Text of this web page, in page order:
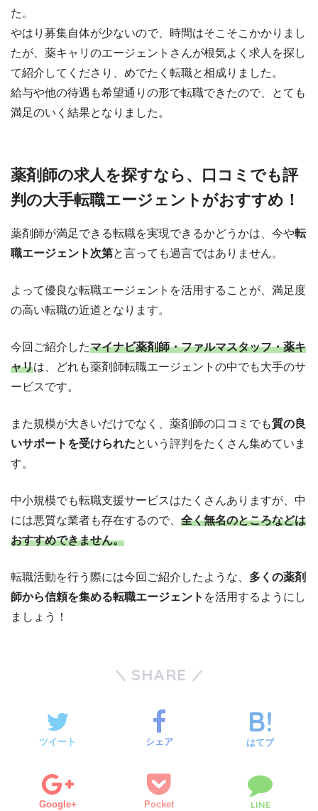
た。
やはり募集自体が少ないので、時間はそこそこかかりまし
たが、薬キャリのエージェントさんが根気よく求人を探し
て紹介してくださり、めでたく転職と相成りました。
給与や他の待遇も希望通りの形で転職できたので、とても
満足のいく結果となりました。
薬剤師の求人を探すなら、口コミでも評
判の大手転職エージェントがおすすめ！
薬剤師が満足できる転職を実現できるかどうかは、今や転
職エージェント次第と言っても過言ではありません。
よって優良な転職エージェントを活用することが、満足度
の高い転職の近道となります。
今回ご紹介したマイナビ薬剤師・ファルマスタッフ・薬キ
ャリは、どれも薬剤師転職エージェントの中でも大手のサ
ービスです。
また規模が大きいだけでなく、薬剤師の口コミでも質の良
いサポートを受けられたという評判をたくさん集めていま
す。
中小規模でも転職支援サービスはたくさんありますが、中
には悪質な業者も存在するので、 全く無名のところなどは
おすすめできません。
転職活動を行う際には今回ご紹介したような、 多くの薬剤
師から信頼を集める転職エージェント を活用するようにし
ましょう！
SHARE
ツイート シェア はてブ
Google+ Pocket LINE